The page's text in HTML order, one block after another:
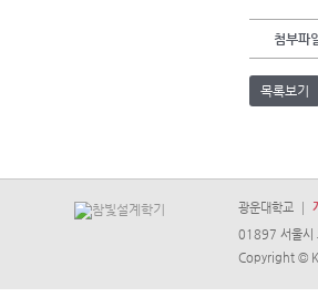
첨부파
목록보기
광운대학교
01897 서울시
Copyright ©